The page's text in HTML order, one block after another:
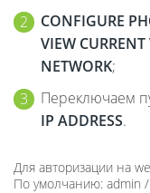
CONFIGURE
VIEW CURRENT
NETWORK;
Переключаем
IP ADDRESS.
Для авторизации на
По умолчанию: admin